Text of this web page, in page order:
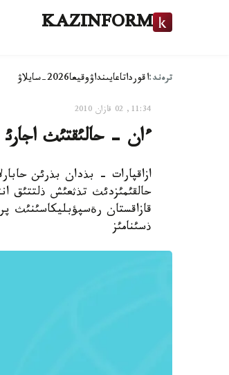
KAZINFORM
ترەند:اقورداتاعايىنداۋوقيعا2026-سايلاۋ
11:34, 02 قازان 2010
ءان - حالئقتئث اجارئ
ازاقپارات - بذدان بذرئن
حالقئمئزدئث تذثعئش ذلتتئق
قازاقستان رةسپؤبليكاسئنئث
ذسئنامئز